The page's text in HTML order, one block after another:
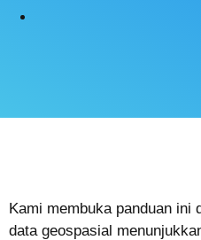
Kami membuka panduan ini
data geospasial